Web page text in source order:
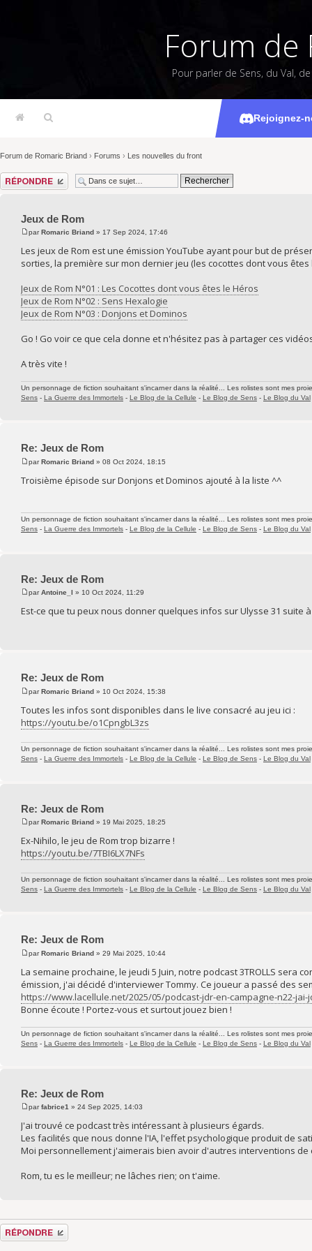
Forum de
Pour parler de Sens, du Val,
Rejoignez-
Forum de Romaric Briand › Forums › Les nouvelles du front
Répondre
Jeux de Rom
parRomaric Briand » 17 Sep 2024, 17:46
Les jeux de Rom est une émission YouTube ayant pour but de
sorties, la première sur mon dernier jeu (les cocottes dont vous
Jeux de Rom N°01 : Les Cocottes dont vous êtes le Héros
Jeux de Rom N°02 : Sens Hexalogie
Jeux de Rom N°03 : Donjons et Dominos
Go ! Go voir ce que cela donne et n'hésitez pas à partager ces
A très vite !
Un personnage de fiction souhaitant s'incarner dans la réalité... Les rolistes sont mes
Sens - La Guerre des Immortels - Le Blog de la Cellule - Le Blog de Sens - Le Blog du Val
Re: Jeux de Rom
parRomaric Briand » 08 Oct 2024, 18:15
Troisième épisode sur Donjons et Dominos ajouté à la liste ^^
Un personnage de fiction souhaitant s'incarner dans la réalité... Les rolistes sont mes
Sens - La Guerre des Immortels - Le Blog de la Cellule - Le Blog de Sens - Le Blog du Val
Re: Jeux de Rom
parAntoine_l » 10 Oct 2024, 11:29
Est-ce que tu peux nous donner quelques infos sur Ulysse 31 suite
Re: Jeux de Rom
parRomaric Briand » 10 Oct 2024, 15:38
Toutes les infos sont disponibles dans le live consacré au jeu ici :
https://youtu.be/o1CpngbL3zs
Un personnage de fiction souhaitant s'incarner dans la réalité... Les rolistes sont mes
Sens - La Guerre des Immortels - Le Blog de la Cellule - Le Blog de Sens - Le Blog du Val
Re: Jeux de Rom
parRomaric Briand » 19 Mai 2025, 18:25
Ex-Nihilo, le jeu de Rom trop bizarre !
https://youtu.be/7TBI6LX7NFs
Un personnage de fiction souhaitant s'incarner dans la réalité... Les rolistes sont mes
Sens - La Guerre des Immortels - Le Blog de la Cellule - Le Blog de Sens - Le Blog du Val
Re: Jeux de Rom
parRomaric Briand » 29 Mai 2025, 10:44
La semaine prochaine, le jeudi 5 Juin, notre podcast 3TROLLS sera
émission, j'ai décidé d'interviewer Tommy. Ce joueur a passé des
https://www.lacellule.net/2025/05/podcast-jdr-en-campagne-n22-jai-
Bonne écoute ! Portez-vous et surtout jouez bien !
Un personnage de fiction souhaitant s'incarner dans la réalité... Les rolistes sont mes
Sens - La Guerre des Immortels - Le Blog de la Cellule - Le Blog de Sens - Le Blog du Val
Re: Jeux de Rom
parfabrice1 » 24 Sep 2025, 14:03
J'ai trouvé ce podcast très intéressant à plusieurs égards.
Les facilités que nous donne l'IA, l'effet psychologique produit de
Moi personnellement j'aimerais bien avoir d'autres interventions de
Rom, tu es le meilleur; ne lâches rien; on t'aime.
Répondre